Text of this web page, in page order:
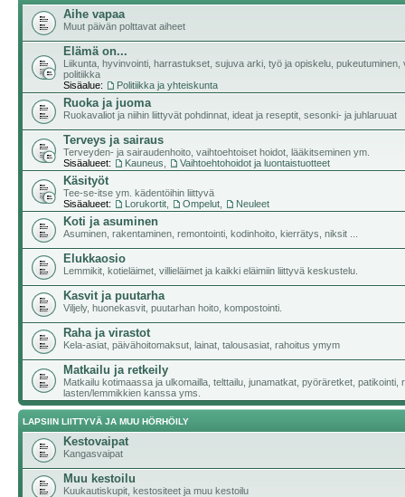
Aihe vapaa
Muut päivän polttavat aiheet
Elämä on...
Liikunta, hyvinvointi, harrastukset, sujuva arki, työ ja opiskelu, pukeutuminen,
politiikka
Sisäalue:
Politiikka ja yhteiskunta
Ruoka ja juoma
Ruokavaliot ja niihin liittyvät pohdinnat, ideat ja reseptit, sesonki- ja juhlaruuat
Terveys ja sairaus
Terveyden- ja sairaudenhoito, vaihtoehtoiset hoidot, lääkitseminen ym.
Sisäalueet:
Kauneus Vaihtoehtohoidot ja luontaistuotteet
Käsityöt
Tee-se-itse ym. kädentöihin liittyvä
Sisäalueet:
Lorukortit Ompelut Neuleet
Koti ja asuminen
Asuminen, rakentaminen, remontointi, kodinhoito, kierrätys, niksit ...
Elukkaosio
Lemmikit, kotieläimet, villieläimet ja kaikki eläimiin liittyvä keskustelu.
Kasvit ja puutarha
Viljely, huonekasvit, puutarhan hoito, kompostointi.
Raha ja virastot
Kela-asiat, päivähoitomaksut, lainat, talousasiat, rahoitus ymym
Matkailu ja retkeily
Matkailu kotimaassa ja ulkomailla, telttailu, junamatkat, pyöräretket, patikointi,
lasten/lemmikkien kanssa yms.
LAPSIIN LIITTYVÄ JA MUU HÖRHÖILY
Kestovaipat
Kangasvaipat
Muu kestoilu
Kuukautiskupit, kestositeet ja muu kestoilu